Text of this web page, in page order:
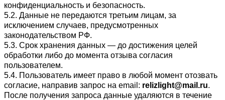
конфиденциальность и безопасность.
5.2. Данные не передаются третьим лицам, за
исключением случаев, предусмотренных
законодательством РФ.
5.3. Срок хранения данных — до достижения целей
обработки либо до момента отзыва согласия
пользователем.
5.4. Пользователь имеет право в любой момент отозвать
согласие, направив запрос на email: relizlight@mail.ru.
После получения запроса данные удаляются в течение